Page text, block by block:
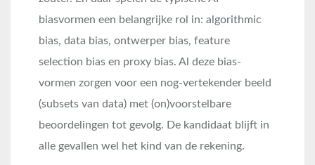
biasvormen een belangrijke rol in: algorithmic
bias, data bias, ontwerper bias, feature
selection bias en proxy bias. Al deze bias-
vormen zorgen voor een nog-vertekender beeld
(subsets van data) met (on)voorstelbare
beoordelingen tot gevolg. De kandidaat blijft in
alle gevallen wel het kind van de rekening.